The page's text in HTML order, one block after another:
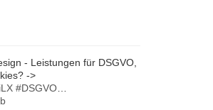
- Leistungen für DSGVO,
->
#DSGVO…